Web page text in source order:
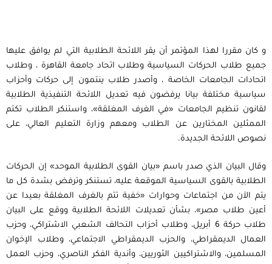
و كان مقررا لهذا المؤتمر أن يقر اللائحة الطلابية التي لم يوافق عليها
جميع طلاب الحركات السياسية وطلاب اتحاد جامعة القاهرة ، وطلاب
اتحادات الجامعات الخاصة ، وأصدر طلاب ينتمون إلى حركات وأحزاب
سياسية مختلفة بيانا يرفضون فيه تعديل اللائحة التنفيذية الطلابية
لقانون تنظيم الجامعات «في الغرف المغلقة»، واستنكر الطلاب تكتم
الممثلين المختارين عن الطلاب ومعهم وزارة التعليم العالي، على
نصوص اللائحة الجديدة.
وقال البيان الذي صدر باسم «بيان القوى الطلابية الموحد» إن الحركات
الطلابية بالقوى السياسية الموقعة عليه، تستنكر وترفض بشدة كل ما
يتم الآن من اجتماعات وحوارات «خفية تتم بالغرف المغلقة بعيدا عن
أعين طلاب مصر»، بشأن تعديلات اللائحة الطلابية ووقع على البيان
طلاب حركة 6 أبريل، وطلاب أحزاب التحالف الشعبي الاشتراكي، وحزب
العمال الديمقراطي، والحزب الديمقراطي الاجتماعي، وطلاب الإخوان
المسلمين، والاشتراكيين الثوريين، وأندية الفكر الناصري، وحزب العمل